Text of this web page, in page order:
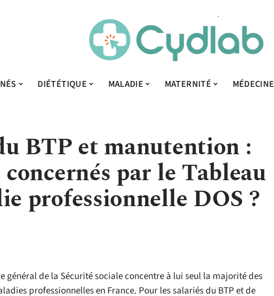
DIÉTÉTIQUE MALADIE MATERNITÉ MÉDECINE
BTP et manutention :
concernés par le Tableau
professionnelle DOS ?
général de la Sécurité sociale concentre à lui seul la majorité des
professionnelles en France. Pour les salariés du BTP et de